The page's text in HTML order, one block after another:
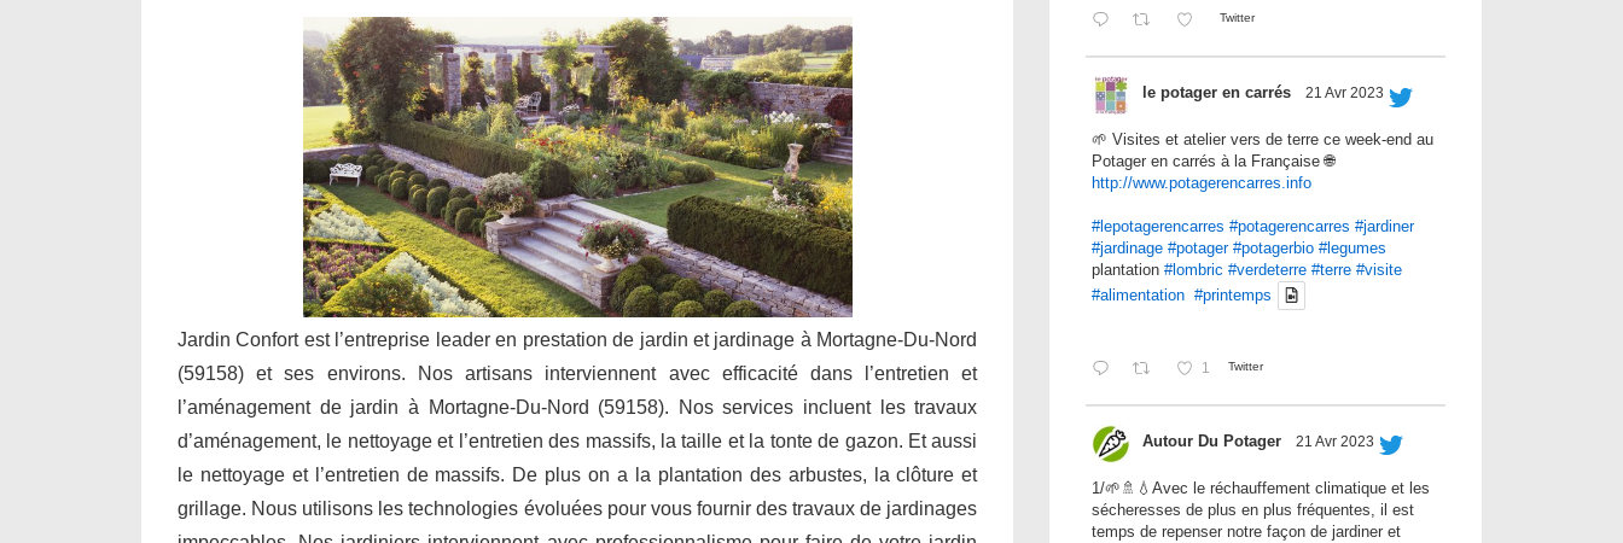
Jardin Confort est l’entreprise leader en prestation de jardin et jardinage à Mortagne-Du-Nord
(59158) et ses environs. Nos artisans interviennent avec efficacité dans l’entretien et
l’aménagement de jardin à Mortagne-Du-Nord (59158). Nos services incluent les travaux
d’aménagement, le nettoyage et l’entretien des massifs, la taille et la tonte de gazon. Et aussi
le nettoyage et l’entretien de massifs. De plus on a la plantation des arbustes, la clôture et
grillage. Nous utilisons les technologies évoluées pour vous fournir des travaux de jardinages
Twitter
le potager en carrés 21 Avr 2023
🌱 Visites et atelier vers de terre ce week-end au
Potager en carrés à la Française 🌐
http://www.potagerencarres.info
#lepotagerencarres #potagerencarres #jardiner
#jardinage #potager #potagerbio #legumes
plantation#lombric #verdeterre #terre #visite
#alimentation #printemps
1 Twitter
Autour Du Potager 21 Avr 2023
1/🌱🚿💧Avec le réchauffement climatique et les
sécheresses de plus en plus fréquentes, il est
temps de repenser notre façon de jardiner et